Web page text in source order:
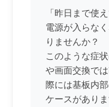
「昨日まで使
電源が入らな
りませんか？
このような症
や画面交換で
際には基板内
ケースがあり